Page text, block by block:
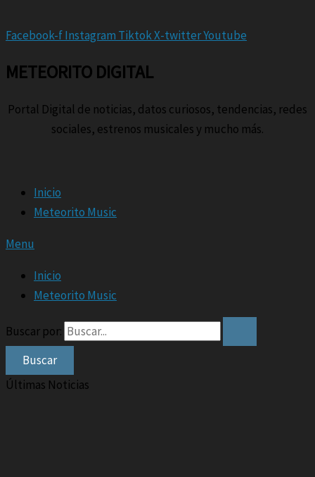
Facebook-fInstagram TiktokX-twitterYoutube
METEORITO DIGITAL
Portal Digital de noticias, datos curiosos, tendencias, redes
sociales, estrenos musicales y mucho más.
Inicio
Meteorito Music
Menu
Inicio
Meteorito Music
Buscar por:
Últimas Noticias